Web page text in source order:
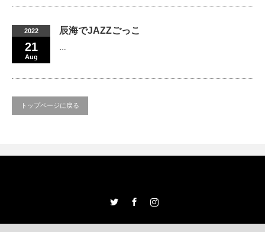
2022
21
Aug
辰海でJAZZごっこ
…
トップページに戻る